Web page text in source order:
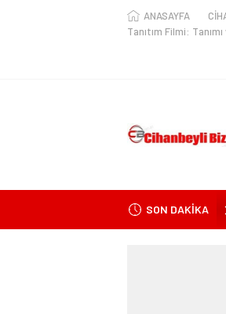
ANASAYFA
Tanıtım Filmi:
SON DAKİKA